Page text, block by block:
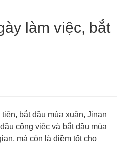
làm việc, bắt
bắt đầu mùa xuân, Jinan
công việc và bắt đầu mùa
mà còn là điềm tốt cho